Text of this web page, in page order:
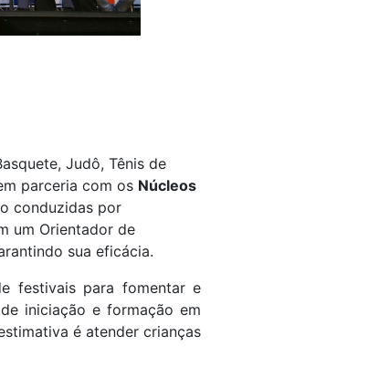
Judô, Tênis de
parceria com os Núcleos
conduzidas por
um Orientador de
sua eficácia.
festivais para fomentar e
iniciação e formação em
é atender crianças